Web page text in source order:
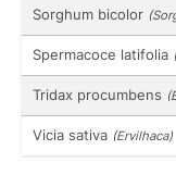
Sorghum bicolor
Spermacoce latifolia
Tridax procumbens
Vicia sativa (Ervilhaca)